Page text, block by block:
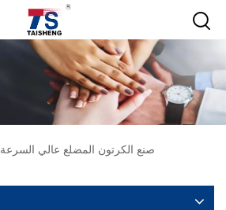
صنع الكرتون المضلع عالي السرعة